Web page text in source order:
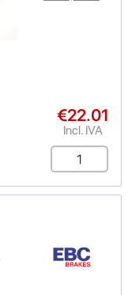
€22.01
Incl. IVA